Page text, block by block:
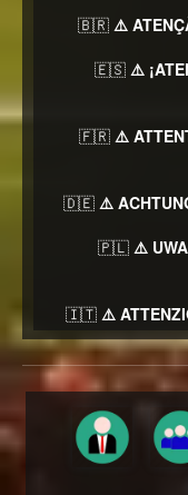
🇧🇷 ⚠️
🇪🇸 ⚠️
🇫🇷 ⚠️
🇩🇪 ⚠️
🇵🇱 ⚠️
🇮🇹 ⚠️